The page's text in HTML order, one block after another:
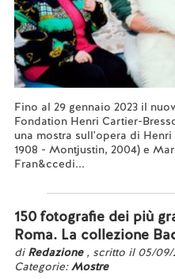
Fino al 29 gennaio 2023 il
Fondation Henri Cartier-
una mostra sull'opera di
1908 - Montjustin, 2004) e
Fran&ccedi...
150 fotografie dei più
Roma. La collezione
di Redazione , scritto il 05/09/
Categorie:Mostre